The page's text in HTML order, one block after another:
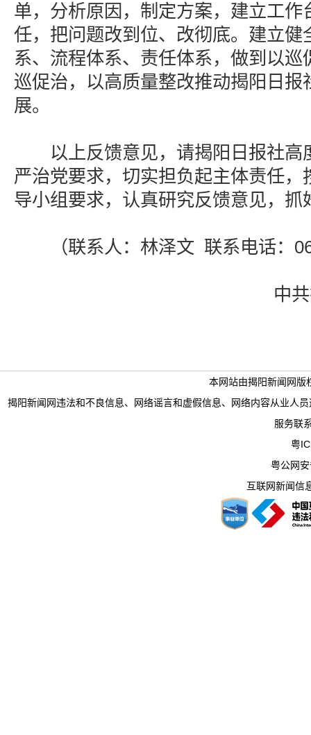
单，分析原因，制定方案，建立工作
任，把问题改到位、改彻底。建立健
系、流程体系、责任体系，做到以巡
巡促治，以高质量整改推动揭阳日报
展。
以上反馈意见，请揭阳日报社高
严治党要求，切实担负起主体责任，
导小组要求，认真研究反馈意见，抓
（联系人：林泽文 联系电话：
中共
本网站由揭阳新闻网版
揭阳新闻网违法和不良信息、网络谣言和虚假信息、网络内容从业人
服务联
粤
粤公网
互联网新闻信